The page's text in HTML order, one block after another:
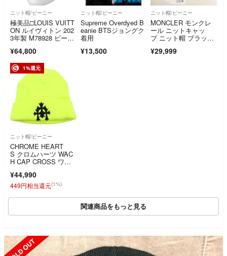
ニット帽/ビーニー
極美品□LOUIS VUITT
ON ルイヴィトン 202
3年製 M78928 ビーニ
ン ロゴエンブロイダ
リー ニットキャッ
プ S 伊製 正規品
¥64,800
ニット帽/ビーニー
Supreme Overdyed B
eanie BTSジョングク
着用
¥13,500
ニット帽/ビーニー
MONCLER モンクレ
ール ニットキャッ
プ ニット帽 ブラッ
き
¥29,999
1%還元
ニット帽/ビーニー
CHROME HEART
S クロムハーツ WAC
H CAP CROSS ワッ
ークロスデザイン ビ
ーニー 帽子 イエロ
¥44,990
449円相当還元(1%)
関連商品をもっと見る
SOLD OUT